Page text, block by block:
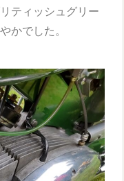
ティッシュグリー
かでした。